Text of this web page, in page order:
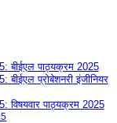
बीईएल पाठ्यक्रम 2025
प्रोबेशनरी इंजीनियर
पाठ्यक्रम 2025